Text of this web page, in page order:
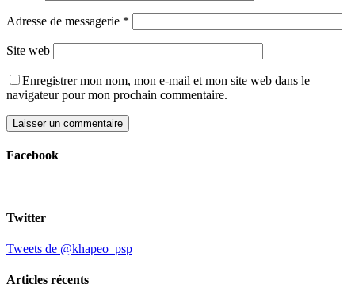
Adresse de messagerie *
Site web
Enregistrer mon nom, mon e-mail et mon site web dans le
navigateur pour mon prochain commentaire.
Facebook
Twitter
Tweets de @khapeo_psp
Articles récents